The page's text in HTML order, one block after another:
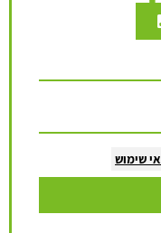
שימוש